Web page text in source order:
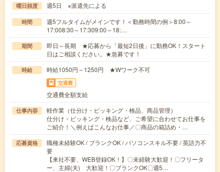
曜日頻度 週5日 ※派遣先による
時間
週5フルタイムがメインです！＜勤務時間の例＞8:00～
17:008:30～17:309:00～18:…
期間
即日～長期 ★応募から「最短2日後」に勤務OK！スタート
日はご相談ください。★急募です！
時給 時給1050円～1250円 ★Wワーク不可
交通費
交通費全額支給
仕事内容
軽作業（仕分け・ピッキング・検品、商品管理）
仕分け・ピッキング・検品など、ご希望に合わせてお仕事を
ご紹介！＼例えばこんなお仕事／〇商品の箱詰め・…
応募資格
職種未経験OK / ブランクOK / パソコンスキル不要 / 英語力不
要
【来社不要、WEB登録OK！】〇未経験大歓迎！〇フリータ
ー、主婦(夫) 大歓迎！〇ブランクOK〇週5…